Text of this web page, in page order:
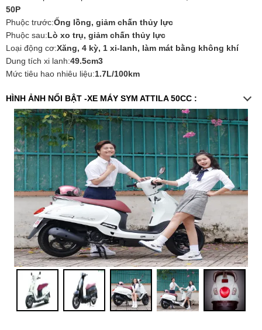
50P
Phuộc trước:Ống lồng, giảm chấn thủy lực
Phuộc sau:Lò xo trụ, giảm chấn thủy lực
Loại động cơ:Xăng, 4 kỳ, 1 xi-lanh, làm mát bằng không khí
Dung tích xi lanh:49.5cm3
Mức tiêu hao nhiêu liệu:1.7L/100km
HÌNH ẢNH NỔI BẬT -XE MÁY SYM ATTILA 50CC :